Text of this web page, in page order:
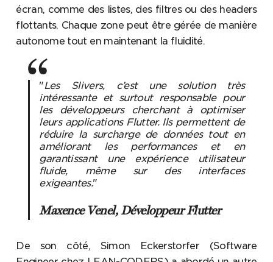
écran, comme des listes, des filtres ou des headers
flottants. Chaque zone peut être gérée de manière
autonome tout en maintenant la fluidité.
"Les Slivers, c’est une solution très
intéressante et surtout responsable pour
les développeurs cherchant à optimiser
leurs applications Flutter. Ils permettent de
réduire la surcharge de données tout en
améliorant les performances et en
garantissant une expérience utilisateur
fluide, même sur des interfaces
exigeantes."
Maxence Venel, Développeur Flutter
De son côté, Simon Eckerstorfer (Software